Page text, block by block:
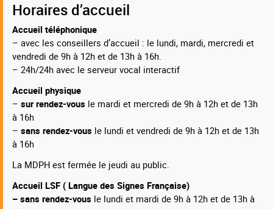
Horaires d’accueil
Accueil téléphonique
– avec les conseillers d’accueil : le lundi, mardi, mercredi et
vendredi de 9h à 12h et de 13h à 16h.
– 24h/24h avec le serveur vocal interactif
Accueil physique
– sur rendez-vous le mardi et mercredi de 9h à 12h et de 13h
à 16h
– sans rendez-vous le lundi et vendredi de 9h à 12h et de 13h
à 16h
La MDPH est fermée le jeudi au public.
Accueil LSF ( Langue des Signes Française)
– sans rendez-vous le lundi et mardi de 9h à 12h et de 13h à